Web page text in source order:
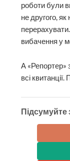
роботи були
не другого,
вибачення у
А «Репортер»
всі